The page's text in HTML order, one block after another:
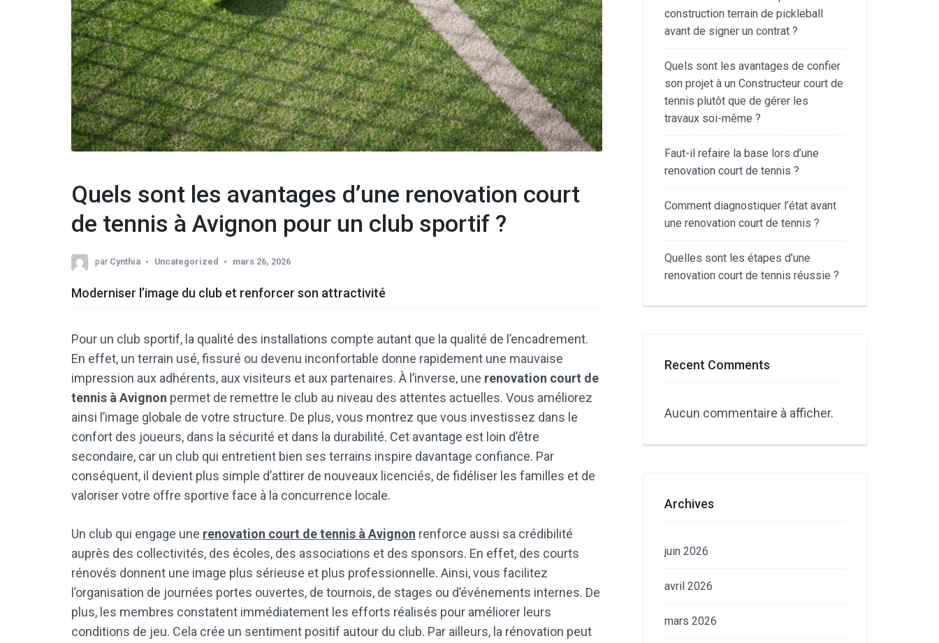
Quels sont les avantages d’une renovation court
de tennis à Avignon pour un club sportif ?
par Cynthia Uncategorized mars 26, 2026
Moderniser l’image du club et renforcer son attractivité
Pour un club sportif, la qualité des installations compte autant que la qualité de l’encadrement.
En effet, un terrain usé, fissuré ou devenu inconfortable donne rapidement une mauvaise
impression aux adhérents, aux visiteurs et aux partenaires. À l’inverse, une renovation court de
tennis à Avignon permet de remettre le club au niveau des attentes actuelles. Vous améliorez
ainsi l’image globale de votre structure. De plus, vous montrez que vous investissez dans le
confort des joueurs, dans la sécurité et dans la durabilité. Cet avantage est loin d’être
secondaire, car un club qui entretient bien ses terrains inspire davantage confiance. Par
conséquent, il devient plus simple d’attirer de nouveaux licenciés, de fidéliser les familles et de
valoriser votre offre sportive face à la concurrence locale.
Un club qui engage une renovation court de tennis à Avignon renforce aussi sa crédibilité
auprès des collectivités, des écoles, des associations et des sponsors. En effet, des courts
rénovés donnent une image plus sérieuse et plus professionnelle. Ainsi, vous facilitez
l’organisation de journées portes ouvertes, de tournois, de stages ou d’événements internes. De
plus, les membres constatent immédiatement les efforts réalisés pour améliorer leurs
conditions de jeu. Cela crée un sentiment positif autour du club. Par ailleurs, la rénovation peut
construction terrain de pickleball
avant de signer un contrat ?
Quels sont les avantages de confier
son projet à un Constructeur court de
tennis plutôt que de gérer les
travaux soi-même ?
Faut-il refaire la base lors d’une
renovation court de tennis ?
Comment diagnostiquer l’état avant
une renovation court de tennis ?
Quelles sont les étapes d’une
renovation court de tennis réussie ?
Recent Comments
Aucun commentaire à afficher.
Archives
juin 2026
avril 2026
mars 2026